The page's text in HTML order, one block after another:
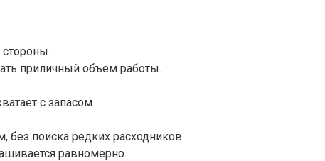
приличный объем работы.
с запасом.
поиска редких расходников.
равномерно.